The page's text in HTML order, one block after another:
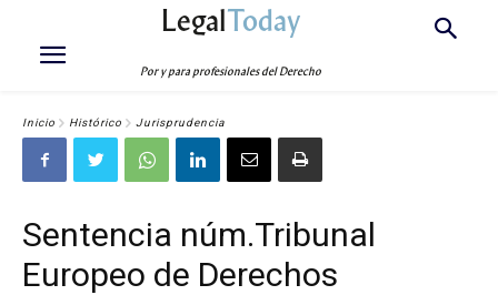
LegalToday
Por y para profesionales del Derecho
Inicio Histórico Jurisprudencia
Sentencia núm.Tribunal
Europeo de Derechos